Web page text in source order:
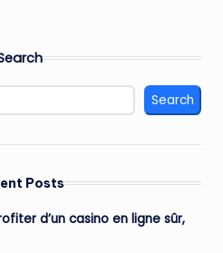
Search
Posts
d’un casino en ligne sûr,